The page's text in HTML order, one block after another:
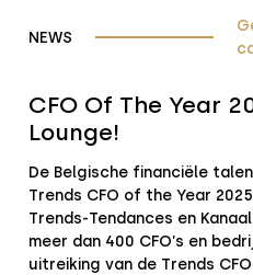
NEWS
CFO Of The Year
Lounge!
De Belgische financiële
Trends CFO of the Year
Trends-Tendances en
meer dan 400 CFO’s en
uitreiking van de Trends